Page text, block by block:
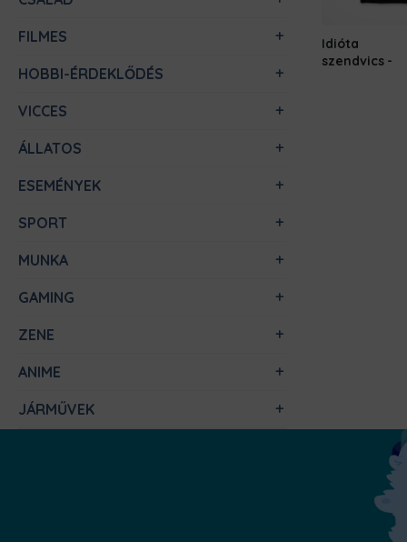
FILMES
HOBBI-ÉRDEKLŐDÉS
VICCES
ÁLLATOS
ESEMÉNYEK
SPORT
MUNKA
GAMING
ZENE
ANIME
JÁRMŰVEK
Idióta
szendvics